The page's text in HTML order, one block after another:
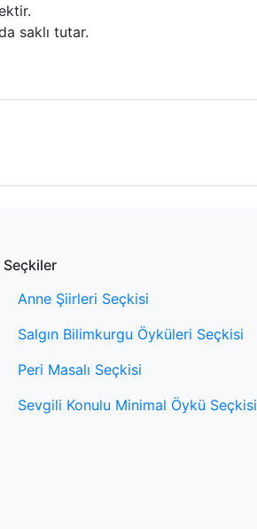
saklı tutar.
Seçkiler
Anne Şiirleri Seçkisi
Salgın Bilimkurgu Öyküleri Seçkisi
Peri Masalı Seçkisi
Sevgili Konulu Minimal Öykü Seçkisi